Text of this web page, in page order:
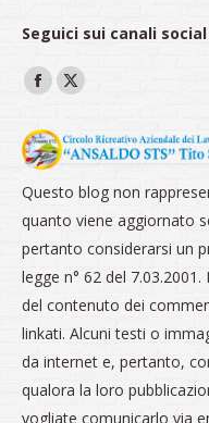
Seguici sui canali social
Ci puoi trovare su:
Facebook
opens
X
opens
Questo blog non
quanto viene aggiornato
pertanto considerarsi un
legge n° 62 del
del contenuto dei
linkati. Alcuni testi o
da internet e, pertanto,
qualora la loro
vogliate comunicarlo via